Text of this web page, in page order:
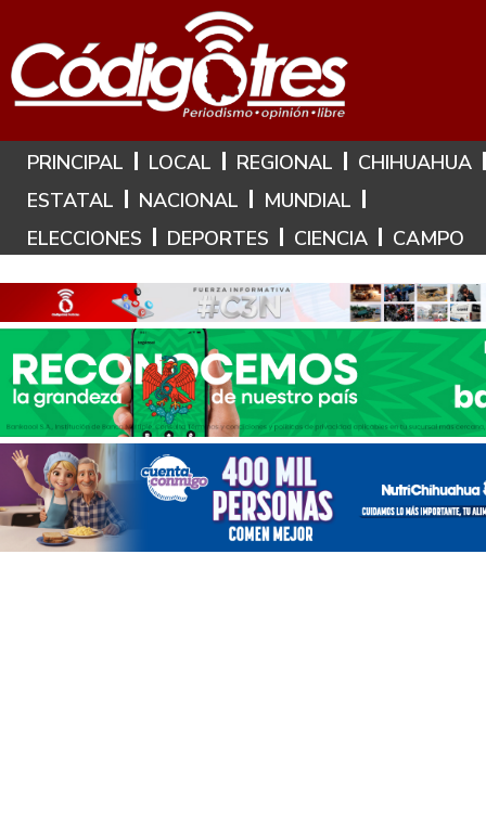
Hoy es: 8 de Agosto de 2026
PRINCIPAL LOCAL REGIONAL
CHIHUAHUA
ESTATAL
NACIONAL
MUNDIAL
ELECCIONES
DEPORTES CIENCIA CAMPO